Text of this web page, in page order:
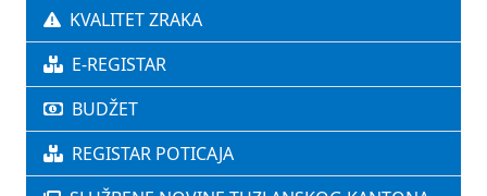
KVALITET ZRAKA
E-REGISTAR
BUDŽET
REGISTAR POTICAJA